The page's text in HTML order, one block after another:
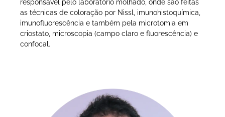
responsável pelo laboratório molhado, onde são feitas
as técnicas de coloração por Nissl, imunohistoquímica,
imunofluorescência e também pela microtomia em
criostato, microscopia (campo claro e fluorescência) e
confocal.